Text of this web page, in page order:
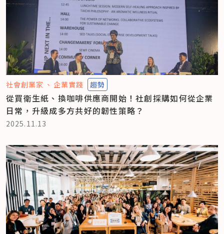
社會創業家 企業實踐 趨勢
從買衛生紙、換咖啡供應商開始！社創採購如何從企業
日常，升級成多方共好的韌性策略？
2025.11.13